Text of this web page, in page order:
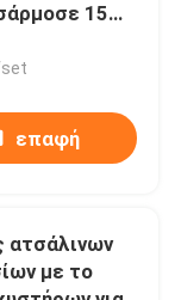
δοκών
15
set
επαφή
ατσάλινων
με το